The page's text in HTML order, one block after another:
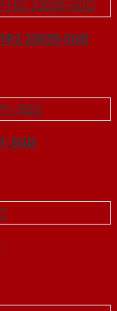
23029-SGD
SGD